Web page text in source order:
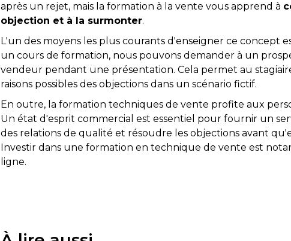
après un rejet, mais la formation à la vente vous apprend à
objection et à la surmonter.
L'un des moyens les plus courants d'enseigner ce concept
un cours de formation, nous pouvons demander à un
vendeur pendant une présentation. Cela permet au
raisons possibles des objections dans un scénario fictif.
En outre, la formation techniques de vente profite aux
Un état d'esprit commercial est essentiel pour fournir un
des relations de qualité et résoudre les objections avant
Investir dans une formation en technique de vente est
ligne.